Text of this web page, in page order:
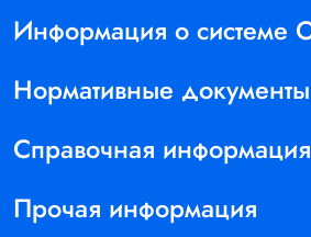
Информация о системе
Нормативные документы
Справочная информация
Прочая информация